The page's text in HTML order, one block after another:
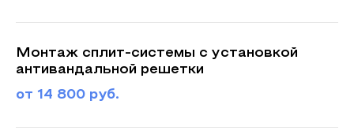
Монтаж сплит-системы с установкой
антивандальной решетки
от 14 800 руб.